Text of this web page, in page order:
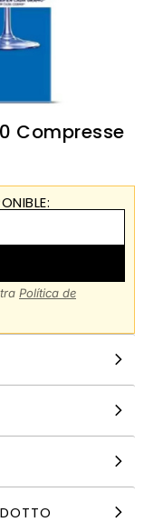
Compresse
Política de